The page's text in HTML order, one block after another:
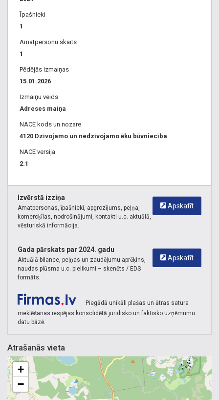
Īpašnieki
1
Amatpersonu skaits
1
Pēdējās izmaiņas
15.01.2026
Izmaiņu veids
Adreses maiņa
NACE kods un nozare
4120 Dzīvojamo un nedzīvojamo ēku būvniecība
NACE versija
2.1
Apskatīt
Izvērstā izziņa
Amatpersonas, īpašnieki, apgrozījums, peļņa,
komercķīlas, nodrošinājumi, kontakti u.c. aktuālā,
vēsturiskā informācija.
Apskatīt
Gada pārskats par 2024. gadu
Aktuālā bilance, peļņas un zaudējumu aprēķins,
naudas plūsma u.c. pielikumi – skenēts / EDS
formāts.
Piegādā unikāli plašas un ātras satura
meklēšanas iespējas konsolidētā juridisko un faktisko uzņēmumu
datu bāzē.
Atrašanās vieta
+
−